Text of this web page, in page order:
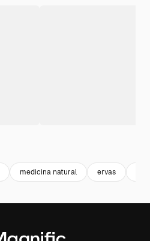
medicina natural ervas